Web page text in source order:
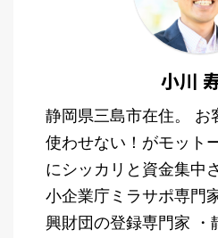
小川
静岡県三島市在住。 お
使わせない！がモット
にシッカリと資金集中
小企業庁ミラサポ専
興財団の登録専門家 ・